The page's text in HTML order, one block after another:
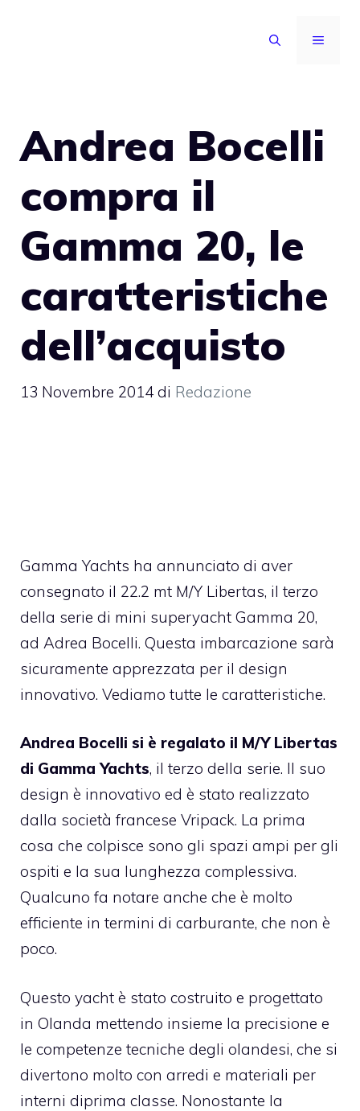
MENU
Andrea Bocelli
compra il
Gamma 20, le
caratteristiche
dell’acquisto
13 Novembre 2014 di Redazione
Gamma Yachts ha annunciato di aver
consegnato il 22.2 mt M/Y Libertas, il terzo
della serie di mini superyacht Gamma 20,
ad Adrea Bocelli. Questa imbarcazione sarà
sicuramente apprezzata per il design
innovativo. Vediamo tutte le caratteristiche.
Andrea Bocelli si è regalato il M/Y Libertas
di Gamma Yachts, il terzo della serie. Il suo
design è innovativo ed è stato realizzato
dalla società francese Vripack. La prima
cosa che colpisce sono gli spazi ampi per gli
ospiti e la sua lunghezza complessiva.
Qualcuno fa notare anche che è molto
efficiente in termini di carburante, che non è
poco.
Questo yacht è stato costruito e progettato
in Olanda mettendo insieme la precisione e
le competenze tecniche degli olandesi, che si
divertono molto con arredi e materiali per
interni diprima classe. Nonostante la